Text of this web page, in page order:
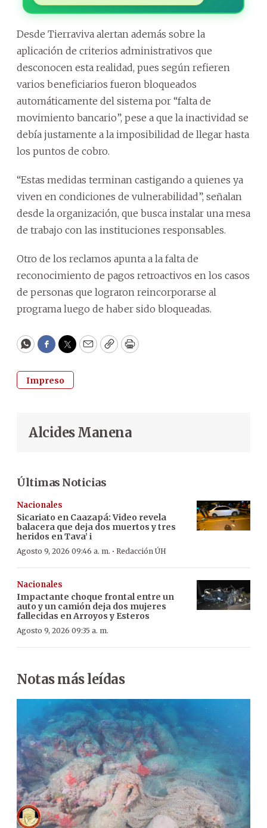
Desde Tierraviva alertan además sobre la
aplicación de criterios administrativos que
desconocen esta realidad, pues según refieren
varios beneficiarios fueron bloqueados
automáticamente del sistema por “falta de
movimiento bancario”, pese a que la inactividad se
debía justamente a la imposibilidad de llegar hasta
los puntos de cobro.
“Estas medidas terminan castigando a quienes ya
viven en condiciones de vulnerabilidad”, señalan
desde la organización, que busca instalar una mesa
de trabajo con las instituciones responsables.
Otro de los reclamos apunta a la falta de
reconocimiento de pagos retroactivos en los casos
de personas que lograron reincorporarse al
programa luego de haber sido bloqueadas.
WhatsApp
Facebook
Twitter
EmailCopyPrint
Impreso
Alcides Manena
Últimas Noticias
Nacionales
Sicariato en Caazapá: Video revela
balacera que deja dos muertos y tres
heridos en Tava’ i
Agosto 9, 2026 09:46 a. m. · Redacción ÚH
Nacionales
Impactante choque frontal entre un
auto y un camión deja dos mujeres
fallecidas en Arroyos y Esteros
Agosto 9, 2026 09:35 a. m.
Notas más leídas